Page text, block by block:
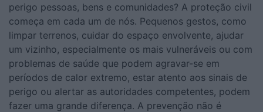
perigo pessoas, bens e comunidades? A proteção civil
começa em cada um de nós. Pequenos gestos, como
limpar terrenos, cuidar do espaço envolvente, ajudar
um vizinho, especialmente os mais vulneráveis ou com
problemas de saúde que podem agravar-se em
períodos de calor extremo, estar atento aos sinais de
perigo ou alertar as autoridades competentes, podem
fazer uma grande diferença. A prevenção não é